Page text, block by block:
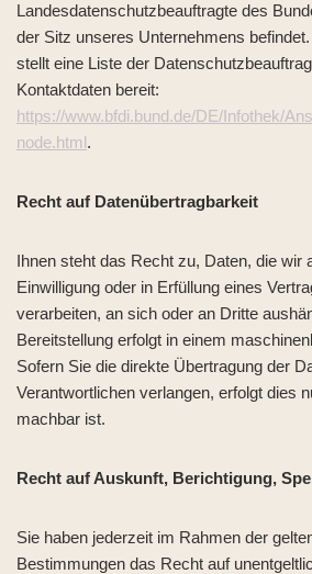
Landesdatenschutzbeauftragte des
der Sitz unseres Unternehmens
stellt eine Liste der
Kontaktdaten bereit:
https://www.bfdi.bund.de/DE/Infothek/
node.html.
Recht auf Datenübertragbarkeit
Ihnen steht das Recht zu, Daten, die wir
Einwilligung oder in Erfüllung eines
verarbeiten, an sich oder an Dritte
Bereitstellung erfolgt in einem
Sofern Sie die direkte Übertragung der
Verantwortlichen verlangen, erfolgt dies
machbar ist.
Recht auf Auskunft, Berichtigung,
Sie haben jederzeit im Rahmen der
Bestimmungen das Recht auf